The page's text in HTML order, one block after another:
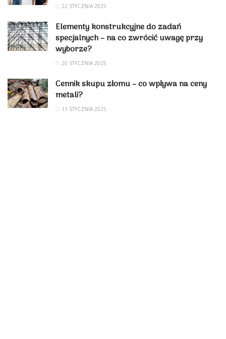
22 STYCZNIA 2025
Elementy konstrukcyjne do zadań
specjalnych – na co zwrócić uwagę przy
wyborze?
20 STYCZNIA 2025
Cennik skupu złomu – co wpływa na ceny
metali?
11 STYCZNIA 2025